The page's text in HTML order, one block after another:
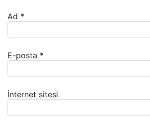
Ad *
E-posta *
İnternet sitesi